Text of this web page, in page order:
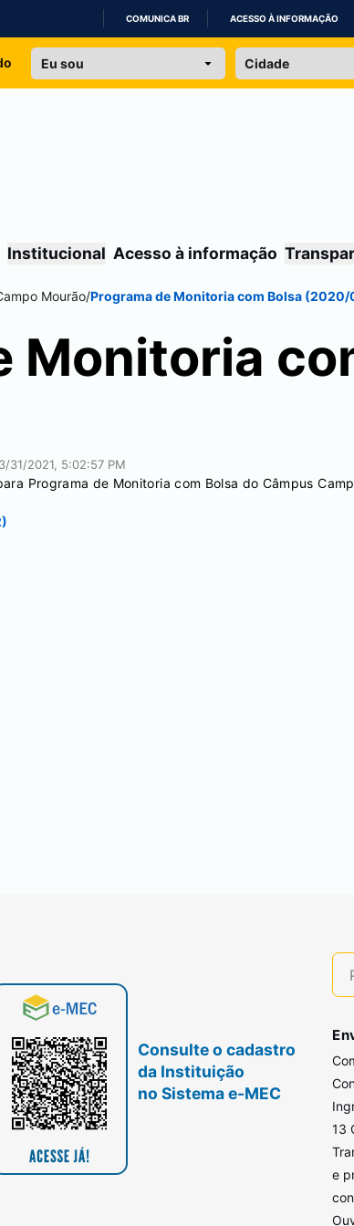
IR
COMUNICA BR ACESSO À INFORMAÇÃO
Institucional Acesso à informação
Mourão/Programa de Monitoria com Bolsa (2020/
Monitoria
3/31/2021, 5:02:57 PM
Programa de Monitoria com Bolsa do Câmpus
Consulte o cadastro
da Instituição
no Sistema e-MEC
13
e